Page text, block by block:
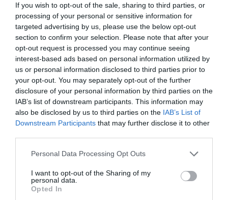
If you wish to opt-out of the sale, sharing to third parties, or
processing of your personal or sensitive information for
targeted advertising by us, please use the below opt-out
section to confirm your selection. Please note that after your
opt-out request is processed you may continue seeing
interest-based ads based on personal information utilized by
us or personal information disclosed to third parties prior to
your opt-out. You may separately opt-out of the further
disclosure of your personal information by third parties on the
IAB’s list of downstream participants. This information may
also be disclosed by us to third parties on the IAB’s List of
Downstream Participants that may further disclose it to other
Please note that this website/app uses one or more Google
not limited to your visit or usage behaviour. You may click to
grant or deny consent to Google and its third-party tags to
use your data for below specified purposes in below Google
Personal Data Processing Opt Outs
I want to opt-out of the Sharing of my
personal data.
Opted In
08.08.2026 | 17:02
Σε «αναμμένα κάρβουνα» η Τουρκία:
Περιορίζει την κίνηση πλοίων από την Μαύρη
Θάλασσα